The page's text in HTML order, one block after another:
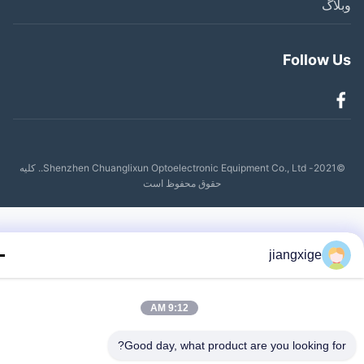
Follow
©2021- Shenzhen Chuanglixun Optoelectronic Equipment Co., Ltd.. کلیه
حقوق محفوظ است
jiangxige
9:12 AM
Good day, what product are you looking